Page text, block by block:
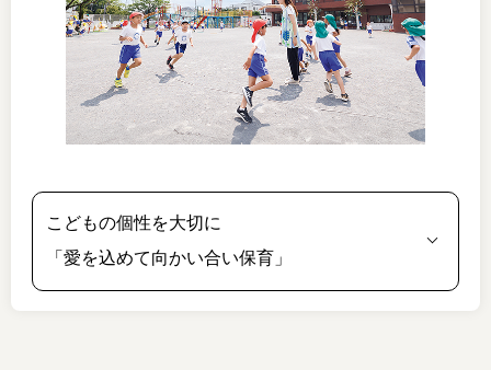
こどもの個性を大切に
「愛を込めて向かい合い保育」